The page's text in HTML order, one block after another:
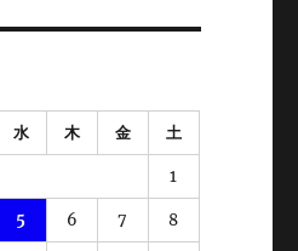
水 木 金 土
1
5 6 7 8